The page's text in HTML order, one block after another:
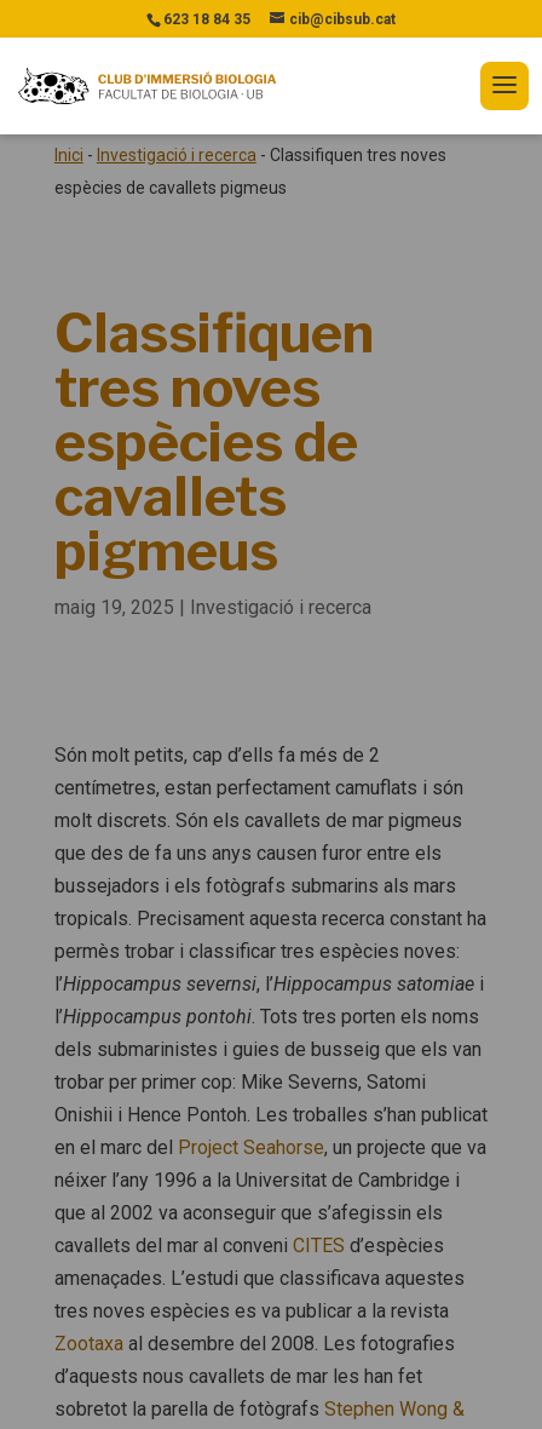
623 18 84 35 cib@cibsub.cat
Inici - Investigació i recerca - Classifiquen tres noves
espècies de cavallets pigmeus
Classifiquen
tres noves
espècies de
cavallets
pigmeus
maig 19, 2025 | Investigació i recerca
Són molt petits, cap d’ells fa més de 2
centímetres, estan perfectament camuflats i són
molt discrets. Són els cavallets de mar pigmeus
que des de fa uns anys causen furor entre els
bussejadors i els fotògrafs submarins als mars
tropicals. Precisament aquesta recerca constant ha
permès trobar i classificar tres espècies noves:
l’Hippocampus severnsi, l’Hippocampus satomiaei
l’Hippocampus pontohi. Tots tres porten els noms
dels submarinistes i guies de busseig que els van
trobar per primer cop: Mike Severns, Satomi
Onishii i Hence Pontoh. Les troballes s’han publicat
en el marc del Project Seahorse, un projecte que va
néixer l’any 1996 a la Universitat de Cambridge i
que al 2002 va aconseguir que s’afegissin els
cavallets del mar al conveni CITES d’espècies
amenaçades. L’estudi que classificava aquestes
tres noves espècies es va publicar a la revista
Zootaxaal desembre del 2008. Les fotografies
d’aquests nous cavallets de mar les han fet
sobretot la parella de fotògrafs Stephen Wong &